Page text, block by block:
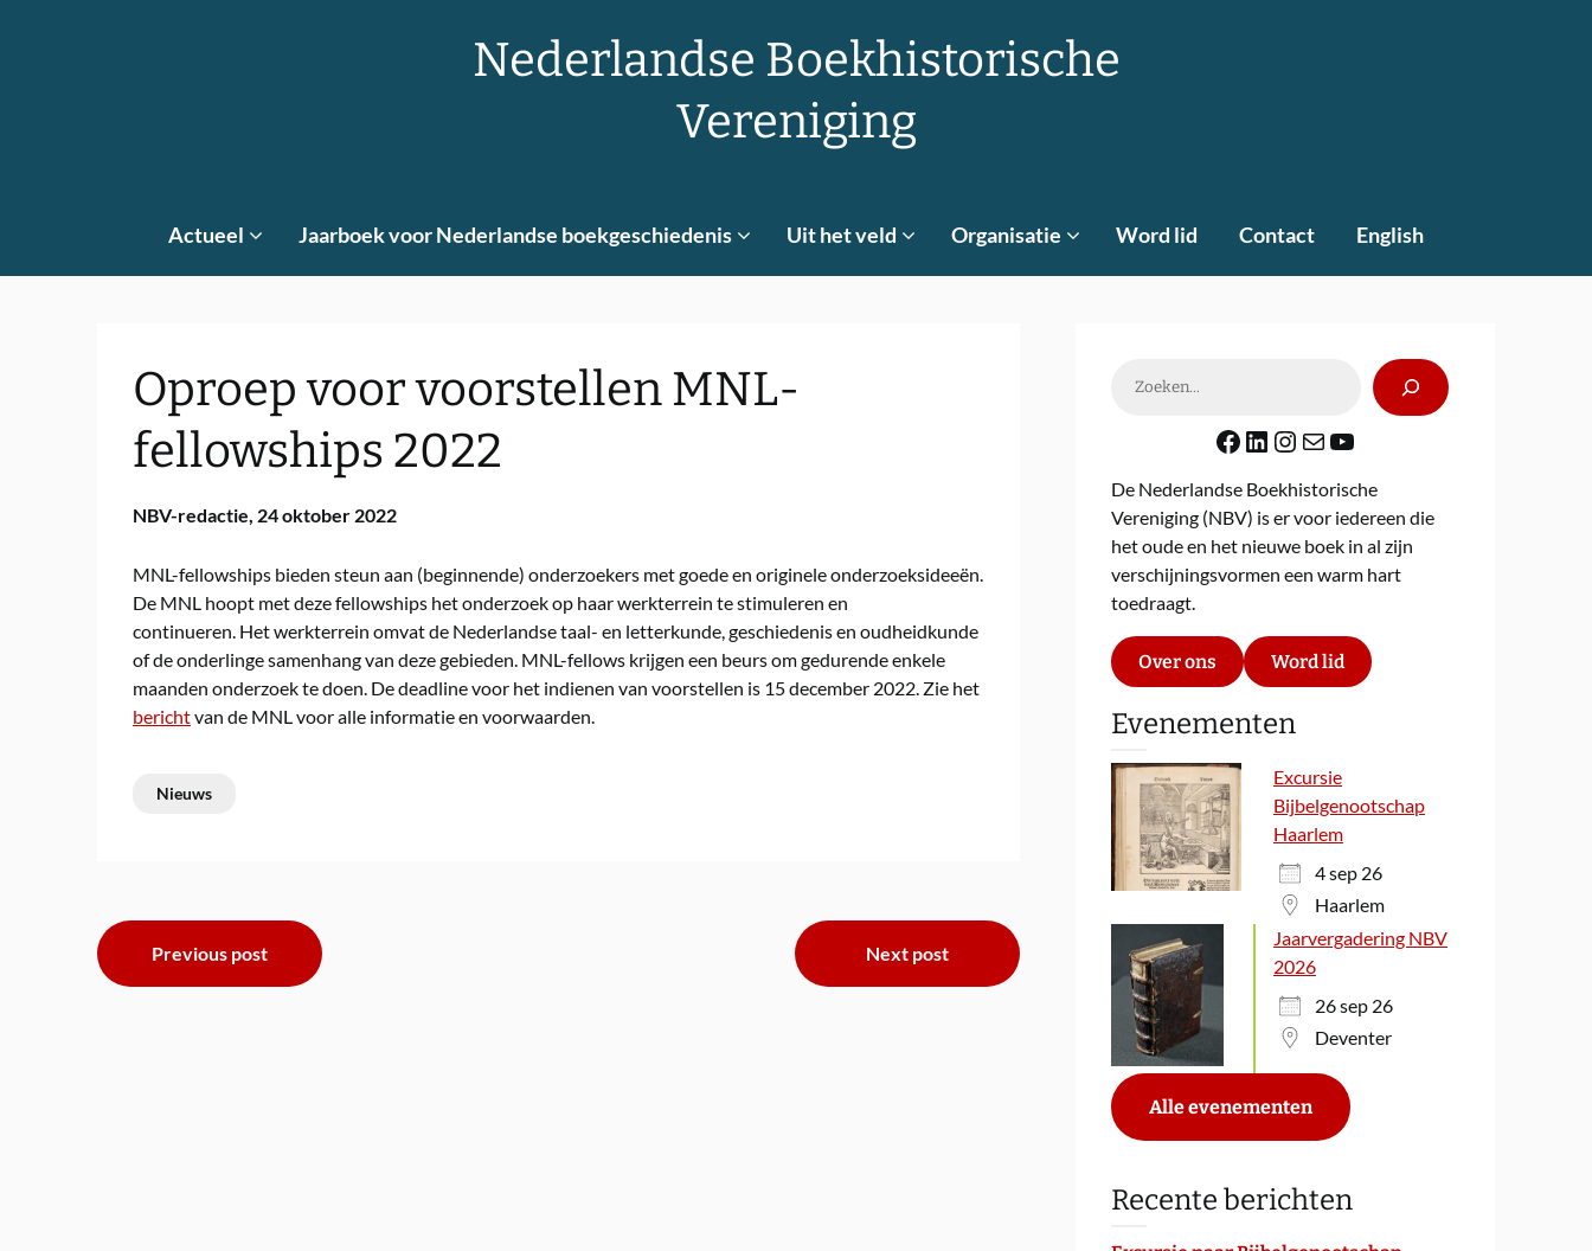
Nederlandse Boekhistorische
Vereniging
Actueel Jaarboek voor Nederlandse boekgeschiedenis Uit het veld Organisatie Word lid Contact English
Oproep voor voorstellen MNL-
fellowships 2022
NBV-redactie, 24 oktober 2022
MNL-fellowships bieden steun aan (beginnende) onderzoekers met goede en originele onderzoeksideeën.
De MNL hoopt met deze fellowships het onderzoek op haar werkterrein te stimuleren en
continueren. Het werkterrein omvat de Nederlandse taal- en letterkunde, geschiedenis en oudheidkunde
of de onderlinge samenhang van deze gebieden. MNL-fellows krijgen een beurs om gedurende enkele
maanden onderzoek te doen. De deadline voor het indienen van voorstellen is 15 december 2022. Zie het
berichtvan de MNL voor alle informatie en voorwaarden.
Nieuws
Bericht
navigatie
Previous post Next post
Facebook
LinkedIn
Instagram
E-mailYouTube
De Nederlandse Boekhistorische
Vereniging (NBV) is er voor iedereen die
het oude en het nieuwe boek in al zijn
verschijningsvormen een warm hart
toedraagt.
Over ons Word lid
Evenementen
Excursie
Bijbelgenootschap
Haarlem
4 sep 26
Haarlem
Jaarvergadering NBV
2026
26 sep 26
Deventer
Alle evenementen
Recente berichten